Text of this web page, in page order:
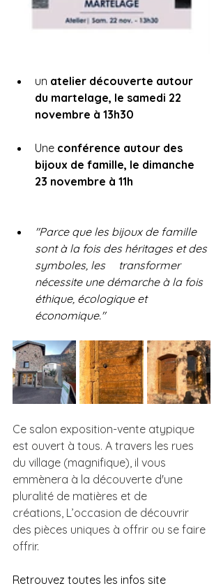
un atelier découverte autour
du martelage, le samedi 22
novembre à 13h30
Une conférence autour des
bijoux de famille, le dimanche
23 novembre à 11h
"Parce que les bijoux de famille
sont à la fois des héritages et des
symboles, les 	transformer
nécessite une démarche à la fois
éthique, écologique et
économique."
Ce salon exposition-vente atypique
est ouvert à tous. A travers les rues
du village (magnifique), il vous
emmènera à la découverte d'une
pluralité de matières et de
créations, L’occasion de découvrir
des pièces uniques à offrir ou se faire
offrir.
Retrouvez toutes les infos site